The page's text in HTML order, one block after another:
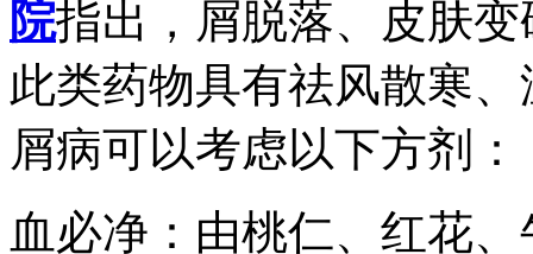
院指出，屑脱落、皮肤
此类药物具有祛风散寒
屑病可以考虑以下方剂：
血必净：由桃仁、红花